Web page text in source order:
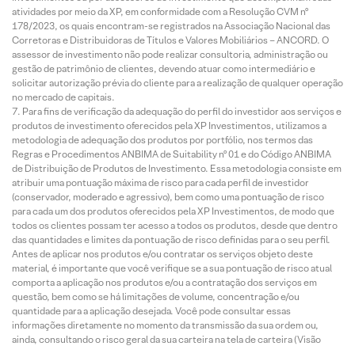
atividades por meio da XP, em conformidade com a Resolução CVM nº
178/2023, os quais encontram-se registrados na Associação Nacional das
Corretoras e Distribuidoras de Títulos e Valores Mobiliários – ANCORD. O
assessor de investimento não pode realizar consultoria, administração ou
gestão de patrimônio de clientes, devendo atuar como intermediário e
solicitar autorização prévia do cliente para a realização de qualquer operação
no mercado de capitais.
Para fins de verificação da adequação do perfil do investidor aos serviços e
produtos de investimento oferecidos pela XP Investimentos, utilizamos a
metodologia de adequação dos produtos por portfólio, nos termos das
Regras e Procedimentos ANBIMA de Suitability nº 01 e do Código ANBIMA
de Distribuição de Produtos de Investimento. Essa metodologia consiste em
atribuir uma pontuação máxima de risco para cada perfil de investidor
(conservador, moderado e agressivo), bem como uma pontuação de risco
para cada um dos produtos oferecidos pela XP Investimentos, de modo que
todos os clientes possam ter acesso a todos os produtos, desde que dentro
das quantidades e limites da pontuação de risco definidas para o seu perfil.
Antes de aplicar nos produtos e/ou contratar os serviços objeto deste
material, é importante que você verifique se a sua pontuação de risco atual
comporta a aplicação nos produtos e/ou a contratação dos serviços em
questão, bem como se há limitações de volume, concentração e/ou
quantidade para a aplicação desejada. Você pode consultar essas
informações diretamente no momento da transmissão da sua ordem ou,
ainda, consultando o risco geral da sua carteira na tela de carteira (Visão